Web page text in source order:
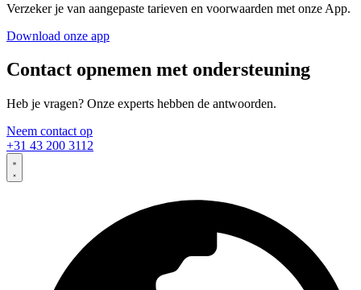
Verzeker je van aangepaste tarieven en voorwaarden met onze App.
Download onze app
Contact opnemen met ondersteuning
Heb je vragen? Onze experts hebben de antwoorden.
Neem contact op
+31 43 200 3112